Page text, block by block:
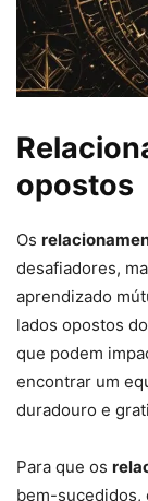
opostos
Os
desafiadores,
aprendizado
lados opostos
que podem
encontrar um
duradouro e
Para que os
bem-sucedidos,